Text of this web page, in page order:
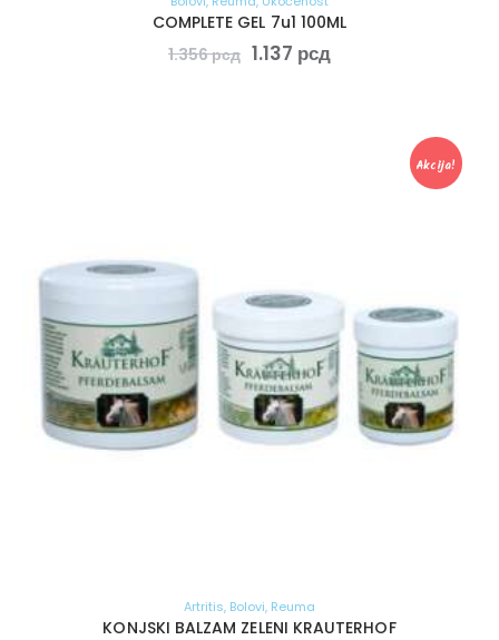
COMPLETE GEL 7u1 100ML
1.356рсд 1.137 рсд
Akcija!
Artritis, Bolovi, Reuma
KONJSKI BALZAM ZELENI KRAUTERHOF